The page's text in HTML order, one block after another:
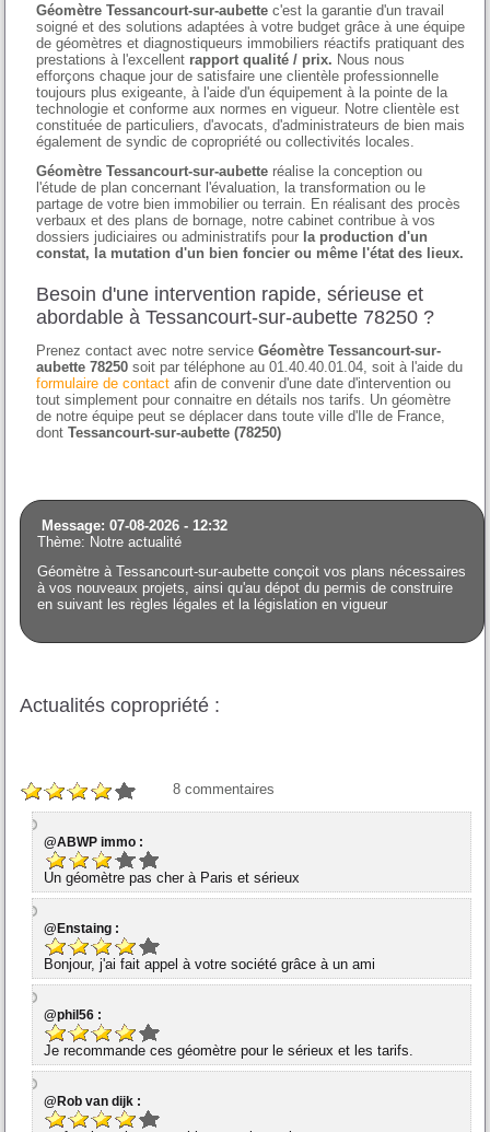
Géomètre Tessancourt-sur-aubette c'est la garantie d'un travail
soigné et des solutions adaptées à votre budget grâce à une équipe
de géomètres et diagnostiqueurs immobiliers réactifs pratiquant des
prestations à l'excellent rapport qualité / prix. Nous nous
efforçons chaque jour de satisfaire une clientèle professionnelle
toujours plus exigeante, à l'aide d'un équipement à la pointe de la
technologie et conforme aux normes en vigueur. Notre clientèle est
constituée de particuliers, d'avocats, d'administrateurs de bien mais
également de syndic de copropriété ou collectivités locales.
Géomètre Tessancourt-sur-aubette réalise la conception ou
l'étude de plan concernant l'évaluation, la transformation ou le
partage de votre bien immobilier ou terrain. En réalisant des procès
verbaux et des plans de bornage, notre cabinet contribue à vos
dossiers judiciaires ou administratifs pour la production d'un
constat, la mutation d'un bien foncier ou même l'état des lieux.
Besoin d'une intervention rapide, sérieuse et
abordable à Tessancourt-sur-aubette 78250 ?
Prenez contact avec notre serviceGéomètre Tessancourt-sur-
aubette 78250 soit par téléphone au 01.40.40.01.04, soit à l'aide du
formulaire de contact afin de convenir d'une date d'intervention ou
tout simplement pour connaitre en détails nos tarifs. Un géomètre
de notre équipe peut se déplacer dans toute ville d'Ile de France,
dontTessancourt-sur-aubette (78250)
Message: 07-08-2026 - 12:32
Thème: Notre actualité
Géomètre à Tessancourt-sur-aubette conçoit vos plans nécessaires
à vos nouveaux projets, ainsi qu'au dépot du permis de construire
en suivant les règles légales et la législation en vigueur
Actualités copropriété :
8 commentaires
@ABWP immo :
Un géomètre pas cher à Paris et sérieux
@Enstaing :
Bonjour, j'ai fait appel à votre société grâce à un ami
@phil56 :
Je recommande ces géomètre pour le sérieux et les tarifs.
@Rob van dijk :